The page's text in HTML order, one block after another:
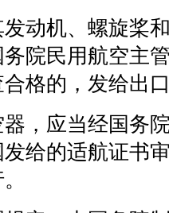
动机、螺旋桨
院民用航空主
格的，发给出
，应当经国务
给的适航证书